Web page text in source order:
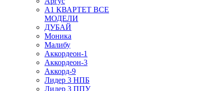
А1 КВАРТЕТ ВСЕ
МОДЕЛИ
ДУБАЙ
Моника
Малибу
Аккордеон-1
Аккордеон-3
Аккорд-9
Лидер 3 НПБ
Лидер 3 ППУ